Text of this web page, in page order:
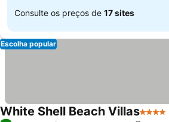
Consulte os preços de 17 sites
Escolha popular
White Shell Beach Villas4